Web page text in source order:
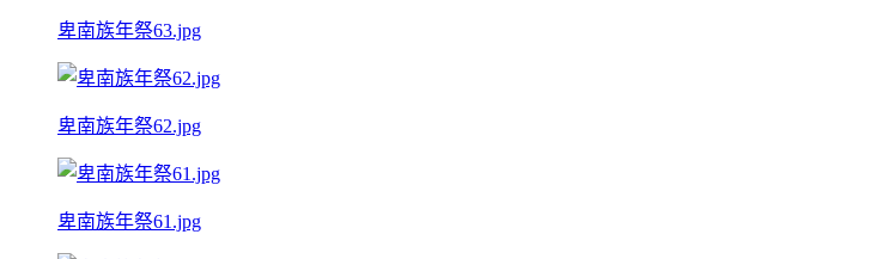
卑南族年祭63.jpg
卑南族年祭62.jpg
卑南族年祭61.jpg